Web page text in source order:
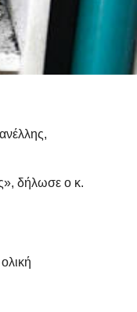
δήλωσε ο κ.